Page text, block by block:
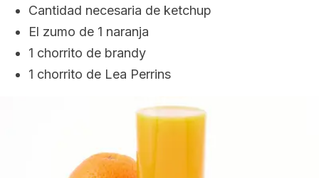
Cantidad necesaria de ketchup
El zumo de 1 naranja
1 chorrito de brandy
1 chorrito de Lea Perrins